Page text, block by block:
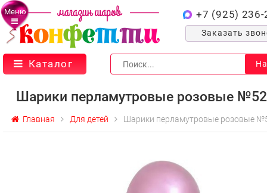
Меню +7 (925) 236-
Заказать
Каталог
Шарики перламутровые розовые
Главная Для детей Шарики перламутровые розовые